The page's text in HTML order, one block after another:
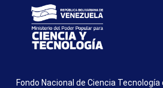
Fondo Nacional de Ciencia Tecnología